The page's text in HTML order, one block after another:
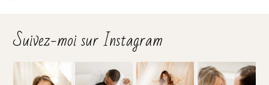
Ajouter un commentaire
Suivez-moi sur Instagram